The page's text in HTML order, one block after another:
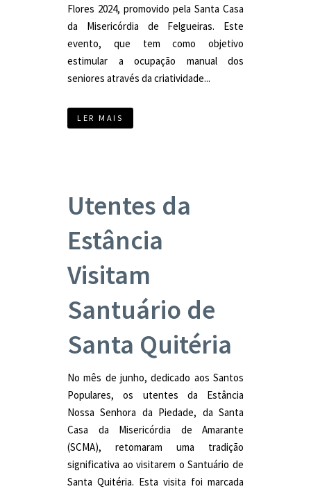
Flores 2024, promovido pela Santa Casa
da Misericórdia de Felgueiras. Este
evento, que tem como objetivo
estimular a ocupação manual dos
seniores através da criatividade...
LER MAIS
Utentes da
Estância
Visitam
Santuário de
Santa Quitéria
No mês de junho, dedicado aos Santos
Populares, os utentes da Estância
Nossa Senhora da Piedade, da Santa
Casa da Misericórdia de Amarante
(SCMA), retomaram uma tradição
significativa ao visitarem o Santuário de
Santa Quitéria. Esta visita foi marcada